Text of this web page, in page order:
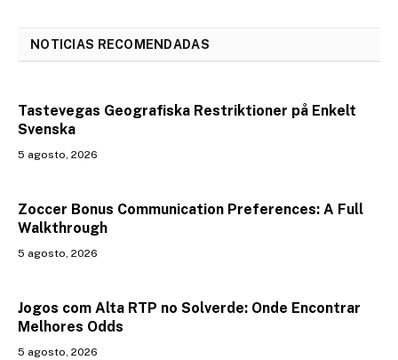
NOTICIAS RECOMENDADAS
Tastevegas Geografiska Restriktioner på Enkelt
Svenska
5 agosto, 2026
Zoccer Bonus Communication Preferences: A Full
Walkthrough
5 agosto, 2026
Jogos com Alta RTP no Solverde: Onde Encontrar
Melhores Odds
5 agosto, 2026